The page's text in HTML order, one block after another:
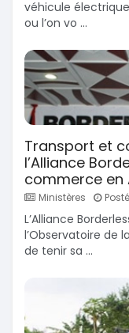
véhicule
ou l’on vo ...
Transport et
l’Alliance
commerce en
Ministères
L’Alliance
l’Observatoire de
de tenir sa ...